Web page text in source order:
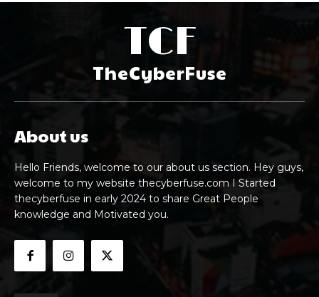
TCF
TheCyberFuse
About us
Hello Friends, welcome to our about us section. Hey guys,
welcome to my website thecyberfuse.com I Started
thecyberfuse in early 2024 to share Great People
knowledge and Motivated you.